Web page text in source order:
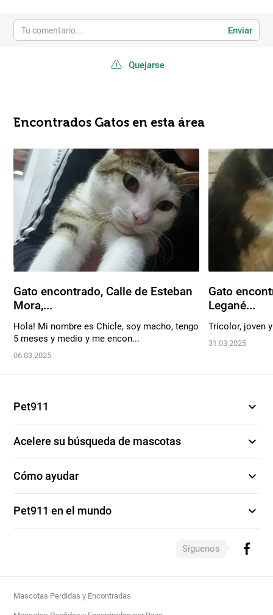
Enviar
Quejarse
Encontrados Gatos en esta área
Gato encontrado, Calle de Esteban
Mora,...
Hola! Mi nombre es Chicle, soy macho, tengo
5 meses y medio y me encon...
06.03.2025
Gato
Legané...
Tricolor, joven
31.03.2025
Pet911 expand_more
Acelere su búsqueda de mascotas expand_more
Cómo ayudar expand_more
Pet911 en el mundo expand_more
Síguenos
Mascotas Perdidas y Encontradas